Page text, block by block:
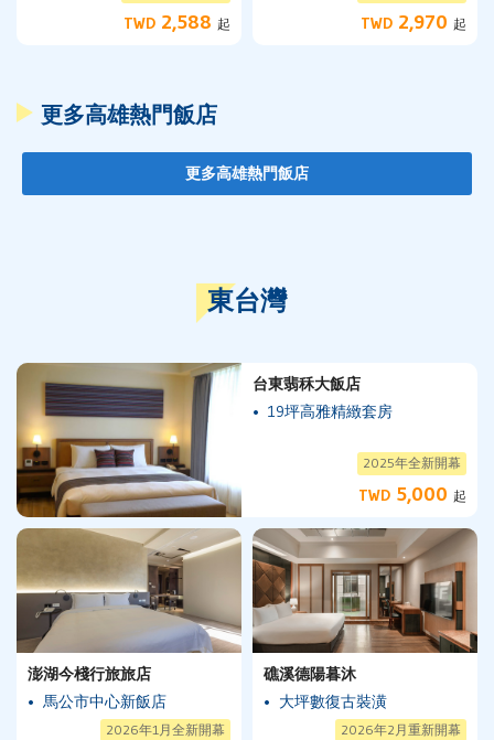
TWD 2,588 起 TWD 2,970 起
更多高雄熱門飯店
更多高雄熱門飯店
東台灣
台東翡秝大飯店
19坪高雅精緻套房
2025年全新開幕
TWD 5,000 起
澎湖今棧行旅旅店
馬公市中心新飯店
2026年1月全新開幕
礁溪德陽暮沐
大坪數復古裝潢
2026年2月重新開幕